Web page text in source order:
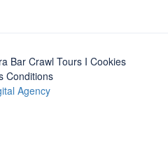
Bar Crawl Tours I Cookies
Conditions
Agency